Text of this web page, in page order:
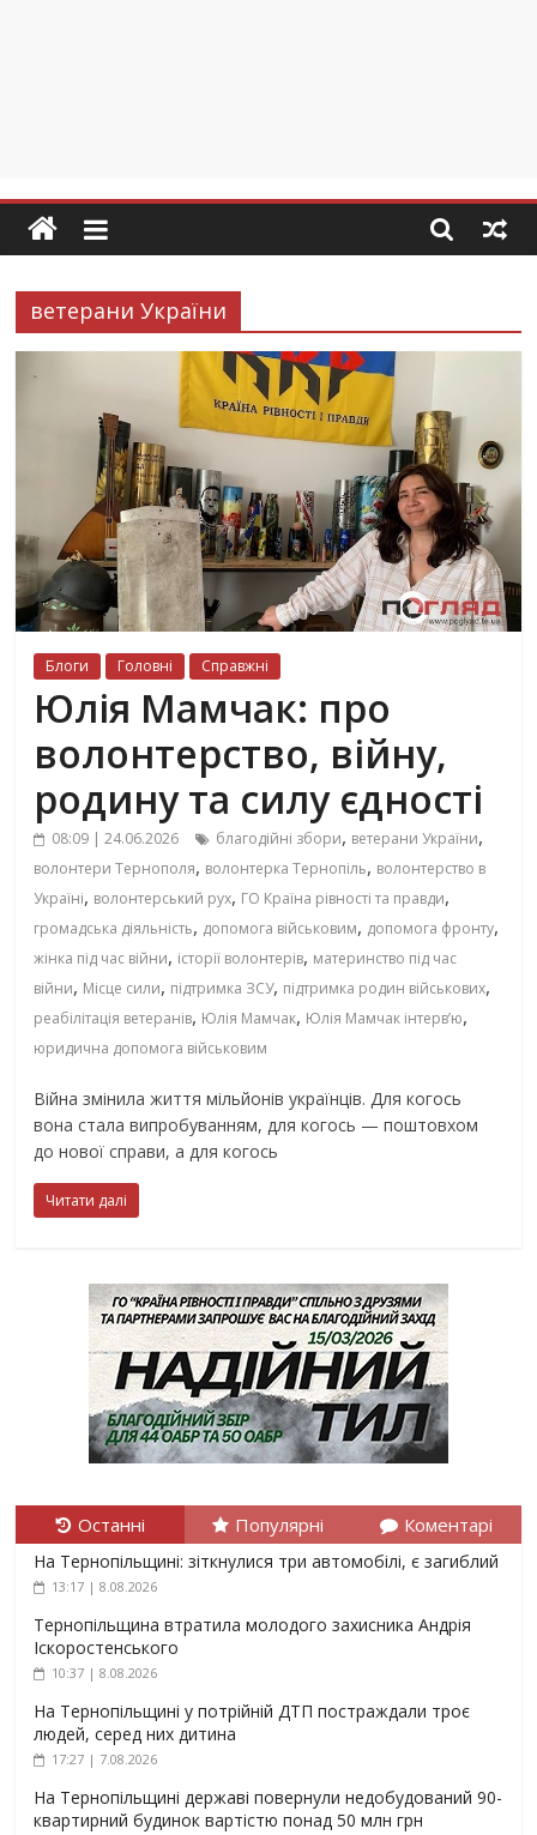
ветерани України
Блоги Головні Справжні
Юлія Мамчак: про
волонтерство, війну,
родину та силу єдності
08:09 | 24.06.2026 благодійні збори, ветерани України,
волонтери Тернополя, волонтерка Тернопіль, волонтерство в
Україні, волонтерський рух, ГО Країна рівності та правди,
громадська діяльність, допомога військовим, допомога фронту,
жінка під час війни, історії волонтерів, материнство під час
війни, Місце сили, підтримка ЗСУ, підтримка родин військових,
реабілітація ветеранів, Юлія Мамчак, Юлія Мамчак інтерв’ю,
юридична допомога військовим
Війна змінила життя мільйонів українців. Для когось
вона стала випробуванням, для когось — поштовхом
до нової справи, а для когось
Читати далі
Останні Популярні Коментарі
На Тернопільщині: зіткнулися три автомобілі, є загиблий
13:17 | 8.08.2026
Тернопільщина втратила молодого захисника Андрія
Іскоростенського
10:37 | 8.08.2026
На Тернопільщині у потрійній ДТП постраждали троє
людей, серед них дитина
17:27 | 7.08.2026
На Тернопільщині державі повернули недобудований 90-
квартирний будинок вартістю понад 50 млн грн